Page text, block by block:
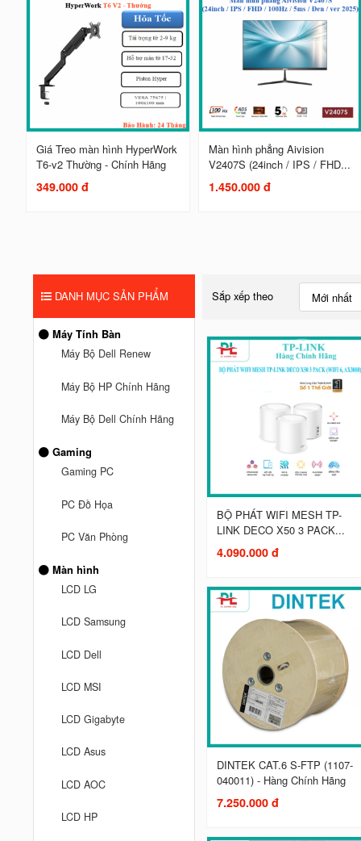
Giá Treo màn hình HyperWork
T6-v2 Thường - Chính Hãng
349.000 đ
Màn hình phẳng Aivision
V2407S (24inch / IPS / FHD...
1.450.000 đ
DANH MỤC SẢN PHẨM
Máy Tính Bàn
Máy Bộ Dell Renew
Máy Bộ HP Chính Hãng
Máy Bộ Dell Chính Hãng
Gaming
Gaming PC
PC Đồ Họa
PC Văn Phòng
Màn hình
LCD LG
LCD Samsung
LCD Dell
LCD MSI
LCD Gigabyte
LCD Asus
LCD AOC
LCD HP
Sắp xếp theo Mới nhất
BỘ PHÁT WIFI MESH TP-
LINK DECO X50 3 PACK...
4.090.000 đ
DINTEK CAT.6 S-FTP (1107-
040011) - Hàng Chính Hãng
7.250.000 đ